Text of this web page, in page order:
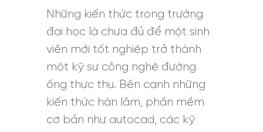
Những kiến thức trong trường
đại học là chưa đủ để một sinh
viên mới tốt nghiệp trở thành
một kỹ sư công nghệ đường
ống thực thụ. Bên cạnh những
kiến thức hàn lâm, phần mềm
cơ bản như autocad, các kỹ